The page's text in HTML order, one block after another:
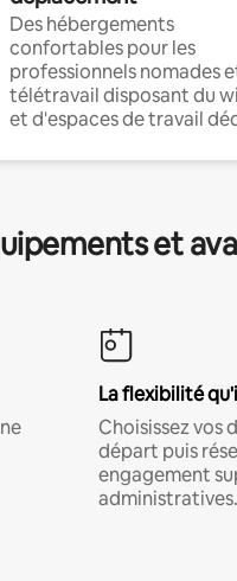
Des hébergements
confortables pour les
professionnels nomades
télétravail disposant du
et d'espaces de travail
et
La flexibilité
Choisissez vos
départ puis
engagement